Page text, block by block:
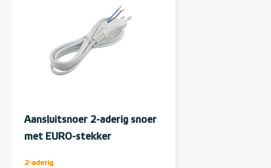
Aansluitsnoer 2-aderig snoer
met EURO-stekker
2-aderig